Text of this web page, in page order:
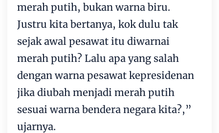
merah putih, bukan warna biru.
Justru kita bertanya, kok dulu tak
sejak awal pesawat itu diwarnai
merah putih? Lalu apa yang salah
dengan warna pesawat kepresidenan
jika diubah menjadi merah putih
sesuai warna bendera negara kita?,”
ujarnya.